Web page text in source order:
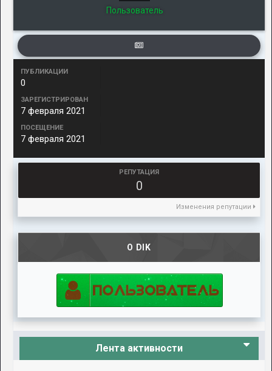
Пользователь
ПУБЛИКАЦИИ
0
ЗАРЕГИСТРИРОВАН
7 февраля 2021
ПОСЕЩЕНИЕ
7 февраля 2021
РЕПУТАЦИЯ
0
Изменения репутации
О DIK
Лента активности